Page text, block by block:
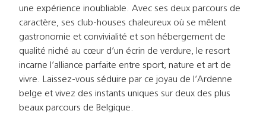
une expérience inoubliable. Avec ses deux parcours de
caractère, ses club-houses chaleureux où se mêlent
gastronomie et convivialité et son hébergement de
qualité niché au cœur d’un écrin de verdure, le resort
incarne l’alliance parfaite entre sport, nature et art de
vivre. Laissez-vous séduire par ce joyau de l’Ardenne
belge et vivez des instants uniques sur deux des plus
beaux parcours de Belgique.